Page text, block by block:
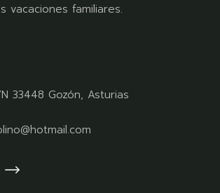
vacaciones familiares.
33448 Gozón, Asturias